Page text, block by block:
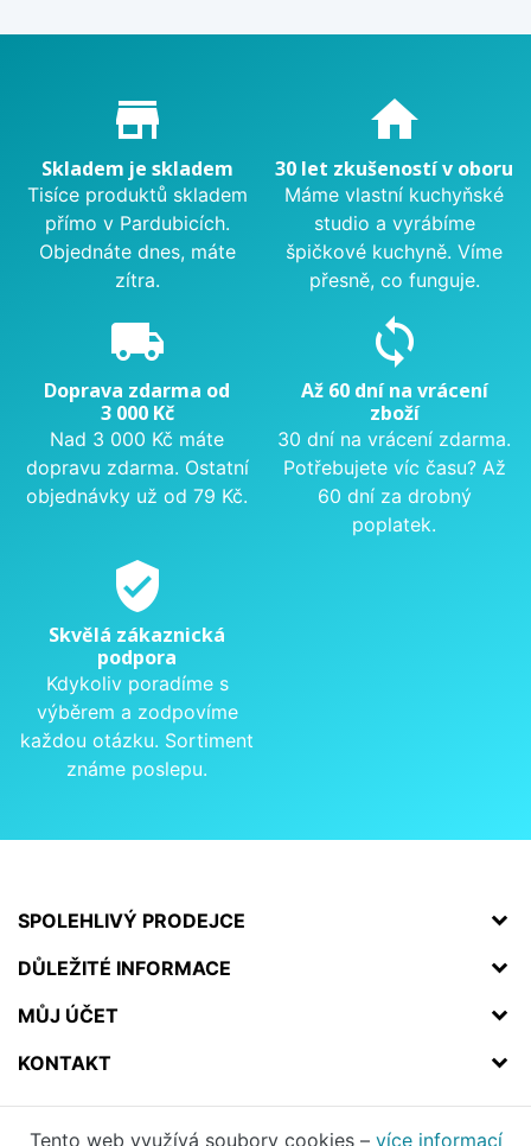
Proč nakupovat u nás?
store_mall_directory
Skladem je skladem
Tisíce produktů skladem
přímo v Pardubicích.
Objednáte dnes, máte
zítra.
home
30 let zkušeností v oboru
Máme vlastní kuchyňské
studio a vyrábíme
špičkové kuchyně. Víme
přesně, co funguje.
local_shipping
Doprava zdarma od
3 000 Kč
Nad 3 000 Kč máte
dopravu zdarma. Ostatní
objednávky už od 79 Kč.
sync
Až 60 dní na vrácení
zboží
30 dní na vrácení zdarma.
Potřebujete víc času? Až
60 dní za drobný
poplatek.
verified_user
Skvělá zákaznická
podpora
Kdykoliv poradíme s
výběrem a zodpovíme
každou otázku. Sortiment
známe poslepu.
SPOLEHLIVÝ PRODEJCE
DŮLEŽITÉ INFORMACE
MŮJ ÚČET
KONTAKT
Tento web využívá soubory cookies – více informací